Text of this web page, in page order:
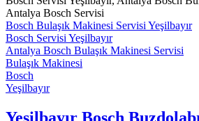
Antalya Bosch Servisi
Bosch Bulaşık Makinesi Servisi Yeşilbayır
Bosch Servisi Yeşilbayır
Antalya Bosch Bulaşık Makinesi Servisi
Bulaşık Makinesi
Bosch
Yeşilbayır